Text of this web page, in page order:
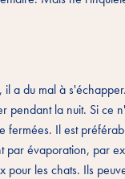
a du mal à
pendant la nuit. Si ce
fermées. Il est
par évaporation, par
pour les chats. Ils